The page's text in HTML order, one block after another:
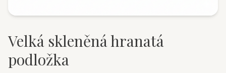
Velká skleněná hranatá
podložka